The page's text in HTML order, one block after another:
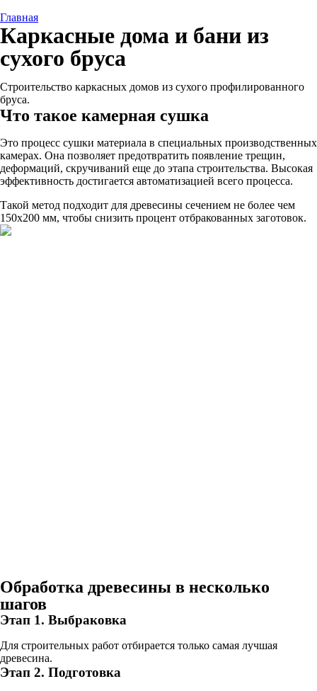
Главная
Каркасные дома и бани из
сухого бруса
Строительство каркасных домов из сухого профилированного
бруса.
Что такое камерная сушка
Это процесс сушки материала в специальных производственных
камерах. Она позволяет предотвратить появление трещин,
деформаций, скручиваний еще до этапа строительства. Высокая
эффективность достигается автоматизацией всего процесса.
Такой метод подходит для древесины сечением не более чем
150х200 мм, чтобы снизить процент отбракованных заготовок.
Обработка древесины в несколько
шагов
Этап 1. Выбраковка
Для строительных работ отбирается только самая лучшая
древесина.
Этап 2. Подготовка